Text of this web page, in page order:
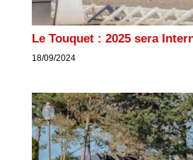
Le Touquet : 2025 sera
18/09/2024